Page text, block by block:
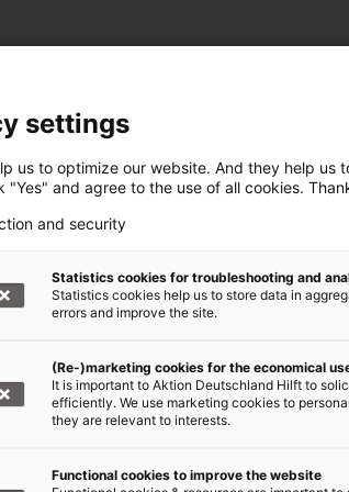
helfen +++
Bündnis von über 20
Spende helfen Sie Tag für
wo die Not am größten ist.
werden!
settings
us to optimize our website. And they help us
"Yes" and agree to the use of all cookies.
and security
Statistics cookies for troubleshooting and
Statistics cookies help us to store data in
errors and improve the site.
(Re-)marketing cookies for the economical
It is important to Aktion Deutschland Hilft to
efficiently. We use marketing cookies to
they are relevant to interests.
Functional cookies to improve the website